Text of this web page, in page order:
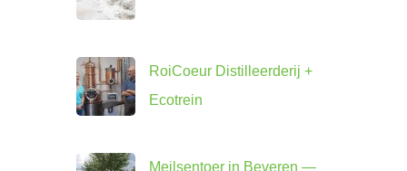
RoiCoeur Distilleerderij +
Ecotrein
Meilsentoer in Beveren —